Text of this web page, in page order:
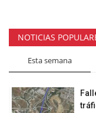
NOTICIAS
Esta semana